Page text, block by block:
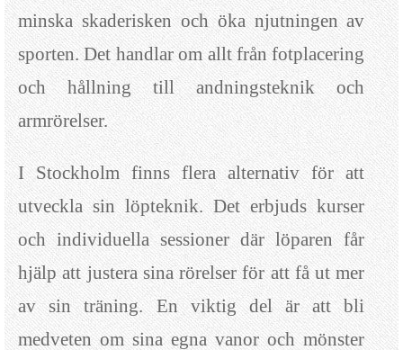
minska skaderisken och öka njutningen av
sporten. Det handlar om allt från fotplacering
och hållning till andningsteknik och
armrörelser.
I Stockholm finns flera alternativ för att
utveckla sin löpteknik. Det erbjuds kurser
och individuella sessioner där löparen får
hjälp att justera sina rörelser för att få ut mer
av sin träning. En viktig del är att bli
medveten om sina egna vanor och mönster